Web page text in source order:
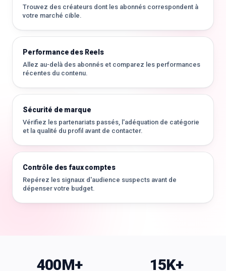
Trouvez des créateurs dont les abonnés correspondent à
votre marché cible.
Performance des Reels
Allez au-delà des abonnés et comparez les performances
récentes du contenu.
Sécurité de marque
Vérifiez les partenariats passés, l'adéquation de catégorie
et la qualité du profil avant de contacter.
Contrôle des faux comptes
Repérez les signaux d'audience suspects avant de
dépenser votre budget.
400M+ 15K+